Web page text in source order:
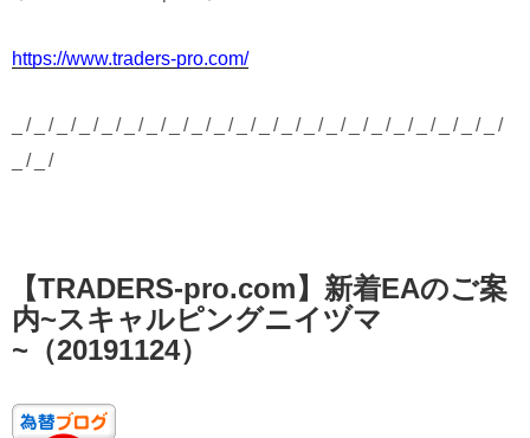
https://www.traders-pro.com/
_/_/_/_/_/_/_/_/_/_/_/_/_/_/_/_/_/_/_/_/_/_/
_/_/
日:
【TRADERS-pro.com】新着EAのご案
内~スキャルピングニイヅマ
~（20191124）